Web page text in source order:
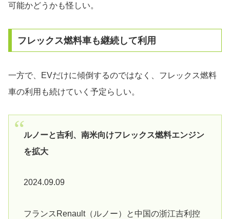
可能かどうかも怪しい。
フレックス燃料車も継続して利用
一方で、EVだけに傾倒するのではなく、フレックス燃料
車の利用も続けていく予定らしい。
ルノーと吉利、南米向けフレックス燃料エンジン
を拡大
2024.09.09
フランスRenault（ルノー）と中国の浙江吉利控